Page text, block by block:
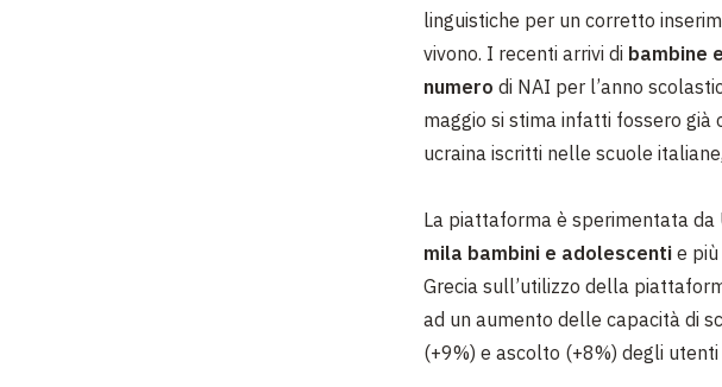
linguistiche per un corretto
vivono. I recenti arrivi di bambine
numero di NAI per l’anno
maggio si stima infatti fossero
ucraina iscritti nelle scuole
La piattaforma è sperimentata da
mila bambini e adolescenti e più
Grecia sull’utilizzo della
ad un aumento delle capacità di
(+9%) e ascolto (+8%) degli